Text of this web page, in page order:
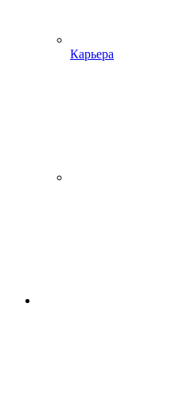
Карьера